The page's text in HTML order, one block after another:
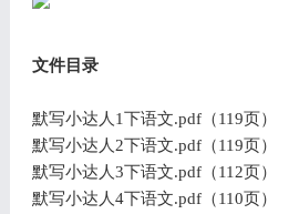
文件目录
默写小达人1下语文.pdf（119页）
默写小达人2下语文.pdf（119页）
默写小达人3下语文.pdf（112页）
默写小达人4下语文.pdf（110页）